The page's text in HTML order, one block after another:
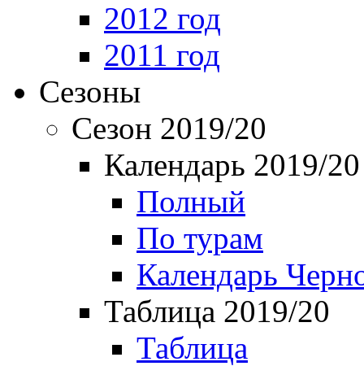
2012 год
2011 год
Сезоны
Сезон 2019/20
Календарь 2019/20
Полный
По турам
Календарь
Таблица 2019/20
Таблица